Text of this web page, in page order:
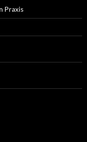
Praxis